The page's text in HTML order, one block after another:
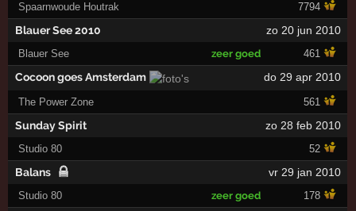
Spaarnwoude Houtrak 7794
Blauer See 2010 zo 20 jun 2010
Blauer See zeer goed 461
Cocoon goes Amsterdam do 29 apr 2010
The Power Zone 561
Sunday Spirit zo 28 feb 2010
Studio 80 52
Balans vr 29 jan 2010
Studio 80 zeer goed 178